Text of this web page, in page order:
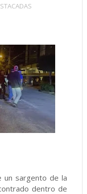
un sargento de la
dentro de